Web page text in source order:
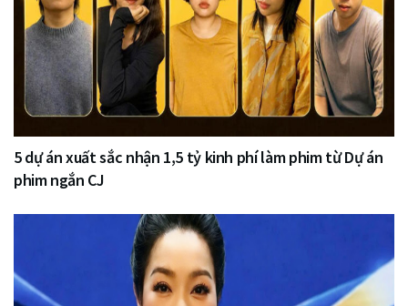
5 dự án xuất sắc nhận 1,5 tỷ kinh phí làm phim từ Dự án
phim ngắn CJ